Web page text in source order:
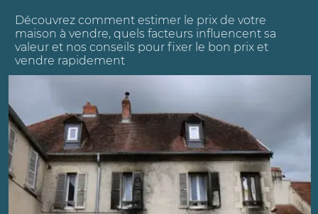
Découvrez comment estimer le prix de votre
maison à vendre, quels facteurs influencent sa
valeur et nos conseils pour fixer le bon prix et
vendre rapidement